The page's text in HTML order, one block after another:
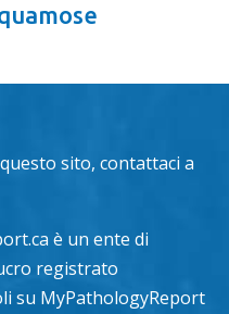
sito, contattaci a
è un ente di
registrato
su MyPathologyReport